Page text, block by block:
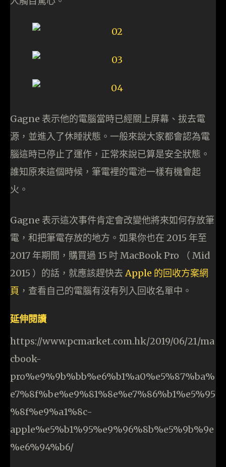
Gagne 表示他的電腦當時已經關上屏幕、拔去電
源，並進入了休睡狀態。一般來說大家都會認為電
腦這時已停止了運作，正常來說已算是安全狀態。
誰知原來這個時候，筆電裡的電池一樣有機會起
火。
Gagne 表示這次事件肯定會改變他將來如何存放筆
電，和把筆電存放的地方。如果你也在 2015 年至
2017 年期間，購買過 15 吋 MacBook Pro （ Mid
2015 ）的話，就應該趕快去Apple 的回收方案網
頁 ，查看自己的電腦有沒有列入回收名單中。
延伸閱讀
https://www.pcmarket.com.hk/2019/06/21/ma
cbook-
pro%e9%9b%bb%e6%b1%a0%e5%87%ba%
e7%8f%be%e9%81%8e%e7%86%b1%e5%95
%8f%e9%a1%8c-
apple%e5%b1%95%e9%96%8b%e5%9b%9e
%e6%94%b6/